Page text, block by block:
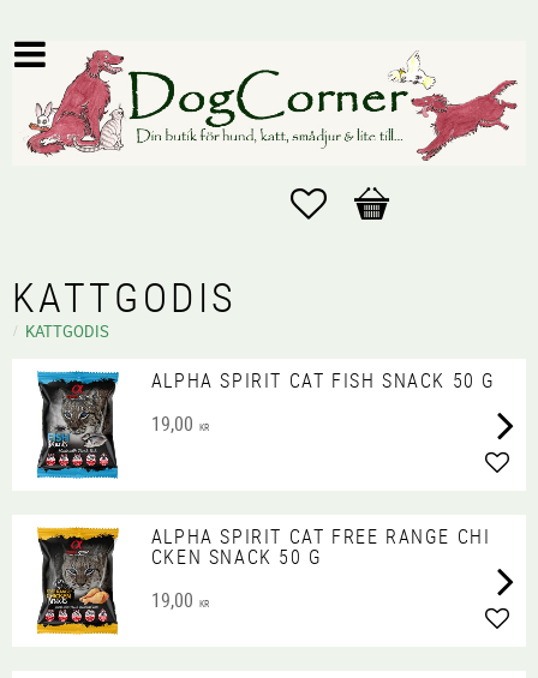
Favoriter
Kundvagn
KATTGODIS
KATTGODIS
ALPHA SPIRIT CAT FISH SNACK 50 G
19,00 KR
ALPHA SPIRIT CAT FREE RANGE CHI
CKEN SNACK 50 G
19,00 KR